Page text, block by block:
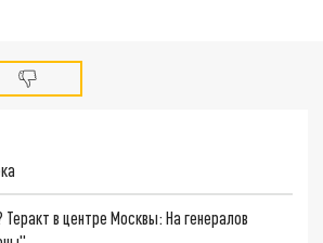
в центре Москвы: На генералов